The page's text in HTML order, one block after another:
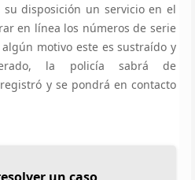
disposición un servicio en el
en línea los números de serie
motivo este es sustraído y
la policía sabrá de
y se pondrá en contacto